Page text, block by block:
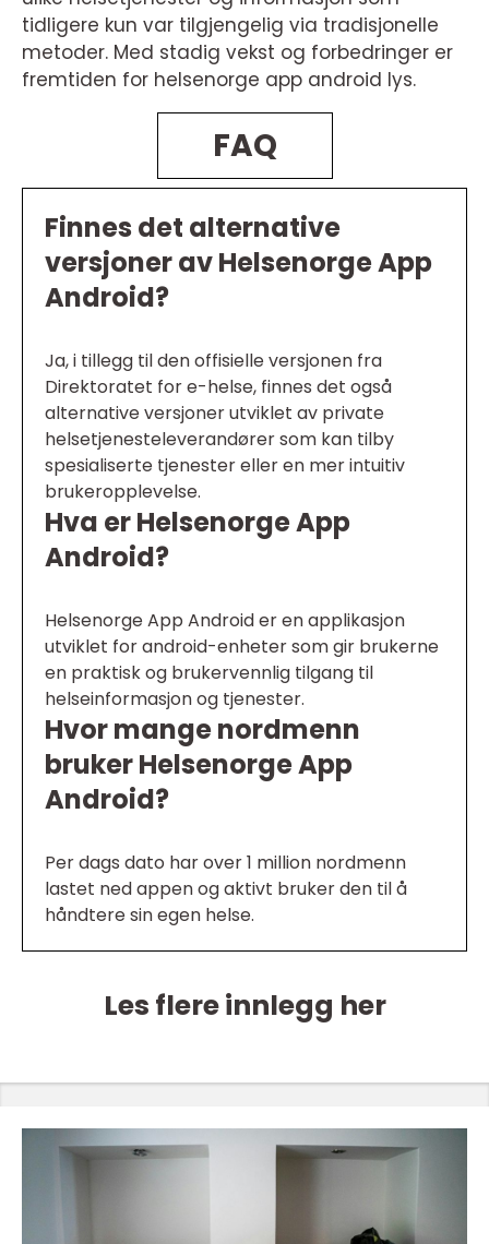
tidligere kun var tilgjengelig via tradisjonelle
metoder. Med stadig vekst og forbedringer er
fremtiden for helsenorge app android lys.
FAQ
Finnes det alternative
versjoner av Helsenorge App
Android?
Ja, i tillegg til den offisielle versjonen fra
Direktoratet for e-helse, finnes det også
alternative versjoner utviklet av private
helsetjenesteleverandører som kan tilby
spesialiserte tjenester eller en mer intuitiv
brukeropplevelse.
Hva er Helsenorge App
Android?
Helsenorge App Android er en applikasjon
utviklet for android-enheter som gir brukerne
en praktisk og brukervennlig tilgang til
helseinformasjon og tjenester.
Hvor mange nordmenn
bruker Helsenorge App
Android?
Per dags dato har over 1 million nordmenn
lastet ned appen og aktivt bruker den til å
håndtere sin egen helse.
Les flere innlegg her